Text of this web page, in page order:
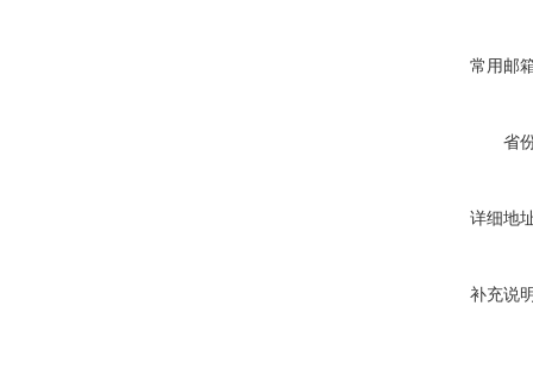
常用邮
省
详细地
补充说